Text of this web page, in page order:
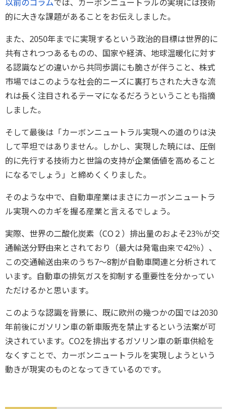
以前のコラムでは、カーボンニュートラルの実現には技術
的に大きな課題があることをお伝えしました。
また、2050年までに実現するという政治的目標は世界的に
共有されつつあるものの、国家や経済、地球温暖化に対す
る認識などの違いから共同歩調にも脆さが伴うこと、株式
市場ではこのような社会的ニーズに裏打ちされた大きな流
れは長く注目されるテーマになるだろうということも指摘
しました。
そして最後は「カーボンニュートラル実現への道のりは決
して平坦ではありません。しかし、実現した暁には、圧倒
的に先行する技術力と世論の支持が企業価値を高めること
になるでしょう」と締めくくりました。
そのような中で、自動車産業はまさにカーボンニュートラ
ル実現へのカギを握る産業と言えるでしょう。
実際、世界の二酸化炭素（CO２）排出量のおよそ23％が交
通輸送分野由来とされており（最大は発電由来で42％）、
この交通輸送由来のうち7～8割が自動車関連と分析されて
います。自動車の排気ガスを抑制する重要性を分かってい
ただけるかと思います。
このような認識を背景に、既に欧州の幾つかの国では2030
年前後にガソリン車の新車販売を禁止するという法案が可
決されています。CO2を排出するガソリン車の新車供給を
なくすことで、カーボンニュートラルを実現しようという
動きが現実のものとなってきているのです。